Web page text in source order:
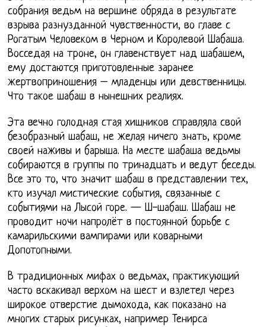
собрания ведьм на вершине обряда в результате
взрыва разнузданной чувственности, во главе с
Рогатым Человеком в Черном и Королевой Шабаша.
Восседая на троне, он главенствует над шабашем,
ему достаются приготовленные заранее
жертвоприношения – младенцы или девственницы.
Что такое шабаш в нынешних реалиях.
Эта вечно голодная стая хищников справляла свой
безобразный шабаш, не желая ничего знать, кроме
своей наживы и барыша. На месте шабаша ведьмы
собираются в группы по тринадцать и ведут беседы.
Все это то, что значит шабаш в представлении тех,
кто изучал мистические события, связанные с
событиями на Лысой горе. — Ш-шабаш. Шабаш не
проводит ночи напролёт в постоянной борьбе с
камарильскими вампирами или коварными
Допотопными.
В традиционных мифах о ведьмах, практикующий
часто вскакивал верхом на шест и взлетел через
широкое отверстие дымохода, как показано на
многих старых рисунках, например Тенирса